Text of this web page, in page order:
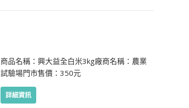
商品名稱：興大益全白米3kg廠商名稱：農業
試驗場門市售價：350元
詳細資訊